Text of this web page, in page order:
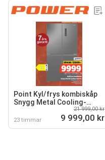
Point Kyl/frys kombiskåp
Snygg Metal Cooling-
23 timmar
21 999,00 kr
9 999,00 kr